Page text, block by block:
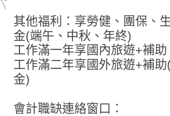
其他福利：享勞健、團保、
金(端午、中秋、年終)
工作滿一年享國內旅遊+補助
工作滿二年享國外旅遊+補
金)
會計職缺連絡窗口：